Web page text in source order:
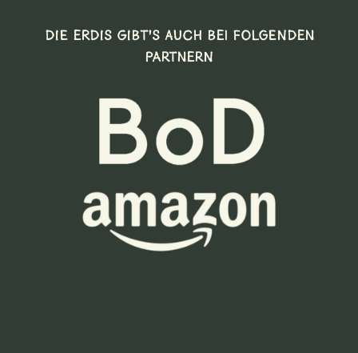
DIE ERDIS GIBT’S AUCH BEI FOLGENDEN
PARTNERN